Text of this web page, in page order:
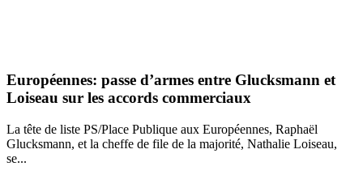
Européennes: passe d’armes entre Glucksmann et
Loiseau sur les accords commerciaux
La tête de liste PS/Place Publique aux Européennes, Raphaël
Glucksmann, et la cheffe de file de la majorité, Nathalie Loiseau,
se...